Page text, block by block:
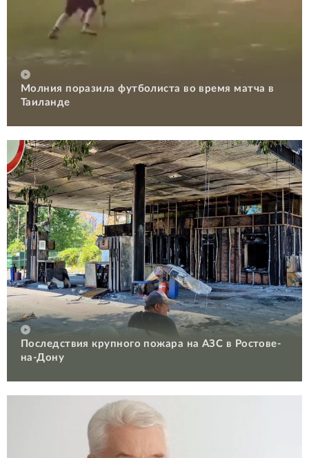
Молния поразила футболиста во время матча в
Таиланде
Последствия крупного пожара на АЗС в Ростове-
на-Дону